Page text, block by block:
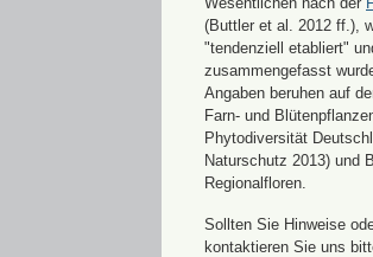
(Buttler et al. 2012 ff.),
"tendenziell etabliert"
zusammengefasst
Angaben beruhen auf
Farn- und
Phytodiversität
Naturschutz 2013) und
Regionalfloren.
Sollten Sie Hinweise
kontaktieren Sie uns